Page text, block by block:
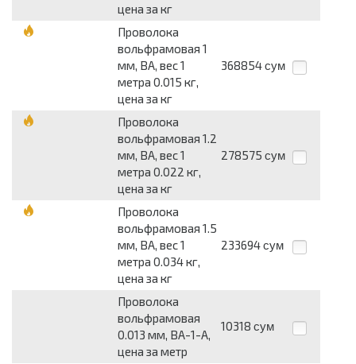
цена за кг
Проволока
вольфрамовая 1
мм, ВА, вес 1
метра 0.015 кг,
цена за кг
368854 сум
Проволока
вольфрамовая 1.2
мм, ВА, вес 1
метра 0.022 кг,
цена за кг
278575 сум
Проволока
вольфрамовая 1.5
мм, ВА, вес 1
метра 0.034 кг,
цена за кг
233694 сум
Проволока
вольфрамовая
0.013 мм, ВА-1-А,
цена за метр
10318 сум